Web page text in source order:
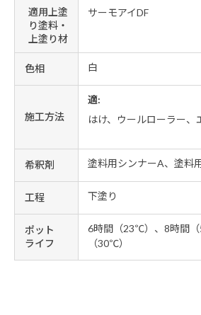
適用上塗
り塗料・
上塗り材
サーモアイDF
色相 白
施工方法
適:
はけ、ウールローラー、
希釈剤 塗料用シンナーA、塗料
工程 下塗り
ポット
ライフ
6時間（23℃）、8時間
（30℃）